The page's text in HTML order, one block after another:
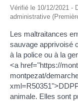
Vérifié le 10/12/2021 -
administrative
Les maltraitances
sauvage apprivoisé
à la police ou à la
<a href="https://
montpezat/
animale. Elles sont